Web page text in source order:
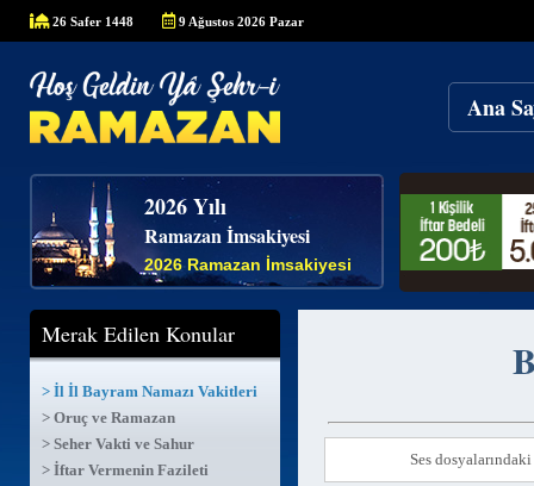
26 Safer 1448 9 Ağustos 2026 Pazar
Ana
2026 Yılı
Ramazan İmsakiyesi
2026 Ramazan İmsakiyesi
Merak Edilen Konular
> İl İl Bayram Namazı Vakitleri
> Oruç ve Ramazan
> Seher Vakti ve Sahur
> İftar Vermenin Fazileti
Ses